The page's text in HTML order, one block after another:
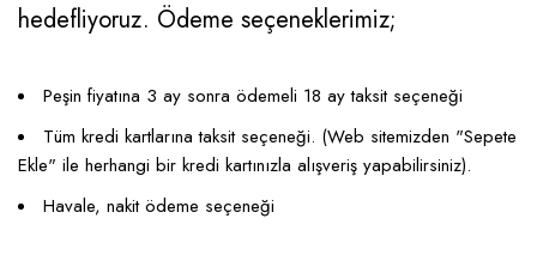
hedefliyoruz. Ödeme seçeneklerimiz;
Peşin fiyatına 3 ay sonra ödemeli 18 ay taksit seçeneği
Tüm kredi kartlarına taksit seçeneği. (Web sitemizden "Sepete
Ekle" ile herhangi bir kredi kartınızla alışveriş yapabilirsiniz).
Havale, nakit ödeme seçeneği